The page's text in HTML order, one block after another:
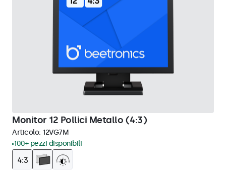
Monitor 12 Pollici Metallo (4:3)
Articolo: 12VG7M
100+ pezzi disponibili